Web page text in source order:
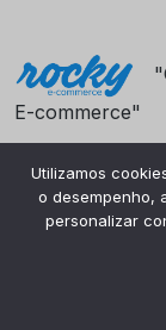
E-commerce"
Utilizamos
o desempenho,
personalizar